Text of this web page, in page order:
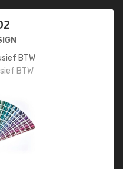
BTW
BTW